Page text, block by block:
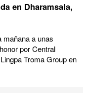
en Dharamsala,
mañana a unas
por Central
Troma Group en